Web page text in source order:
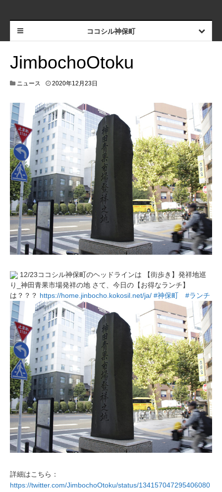
ココシル神保町
JimbochoOtoku
ニュース 2020年12月23日
12/23ココシル神保町のヘッドラインは 【街歩き】発祥地巡
り_神田青果市場発祥の地 さて、今日の【お得なランチ】
は？？？ https://home.jinbocho.kokosil.net/ja/ #神保町 #ランチ
詳細はこちら：
https://twitter.com/JimbochoOtoku/status/134157047295406080